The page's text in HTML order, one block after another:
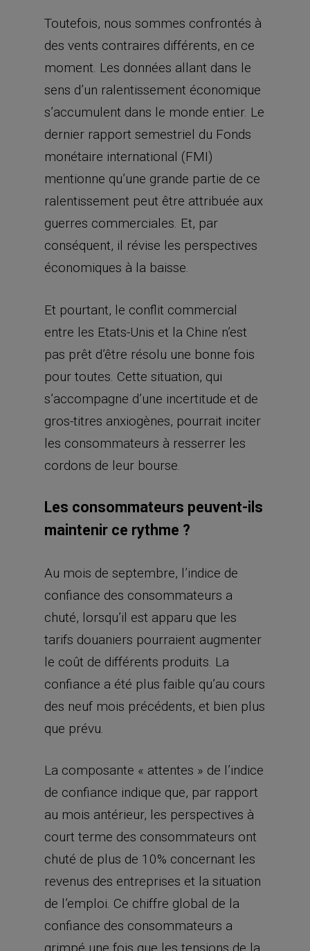
Toutefois, nous sommes confrontés à
des vents contraires différents, en ce
moment. Les données allant dans le
sens d’un ralentissement économique
s’accumulent dans le monde entier. Le
dernier rapport semestriel du Fonds
monétaire international (FMI)
mentionne qu’une grande partie de ce
ralentissement peut être attribuée aux
guerres commerciales. Et, par
conséquent, il révise les perspectives
économiques à la baisse.
Et pourtant, le conflit commercial
entre les Etats-Unis et la Chine n’est
pas prêt d’être résolu une bonne fois
pour toutes. Cette situation, qui
s’accompagne d’une incertitude et de
gros-titres anxiogènes, pourrait inciter
les consommateurs à resserrer les
cordons de leur bourse.
Les consommateurs peuvent-ils
maintenir ce rythme ?
Au mois de septembre, l’indice de
confiance des consommateurs a
chuté, lorsqu’il est apparu que les
tarifs douaniers pourraient augmenter
le coût de différents produits. La
confiance a été plus faible qu’au cours
des neuf mois précédents, et bien plus
que prévu.
La composante « attentes » de l’indice
de confiance indique que, par rapport
au mois antérieur, les perspectives à
court terme des consommateurs ont
chuté de plus de 10% concernant les
revenus des entreprises et la situation
de l’emploi. Ce chiffre global de la
confiance des consommateurs a